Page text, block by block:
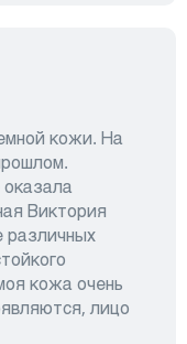
кожи. На
Виктория
различных
кожа очень
лицо